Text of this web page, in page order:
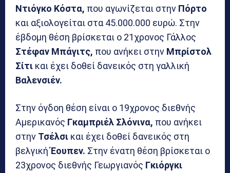
Ντιόγκο Κόστα, που αγωνίζεται στην Πόρτο
και αξιολογείται στα 45.000.000 ευρώ. Στην
έβδομη θέση βρίσκεται ο 21χρονος Γάλλος
Στέφαν Μπάγιτς, που ανήκει στην Μπρίστολ
Σίτι και έχει δοθεί δανεικός στη γαλλική
Βαλενσιέν.
Στην όγδοη θέση είναι ο 19χρονος διεθνής
Αμερικανός Γκαμπριέλ Σλόνινα, που ανήκει
στην Τσέλσι και έχει δοθεί δανεικός στη
βελγικήΈουπεν. Στην ένατη θέση βρίσκεται ο
23χρονος διεθνής Γεωργιανός Γκιόργκι